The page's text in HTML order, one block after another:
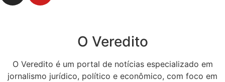
O Veredito
O Veredito é um portal de notícias especializado em
jornalismo jurídico, político e econômico, com foco em